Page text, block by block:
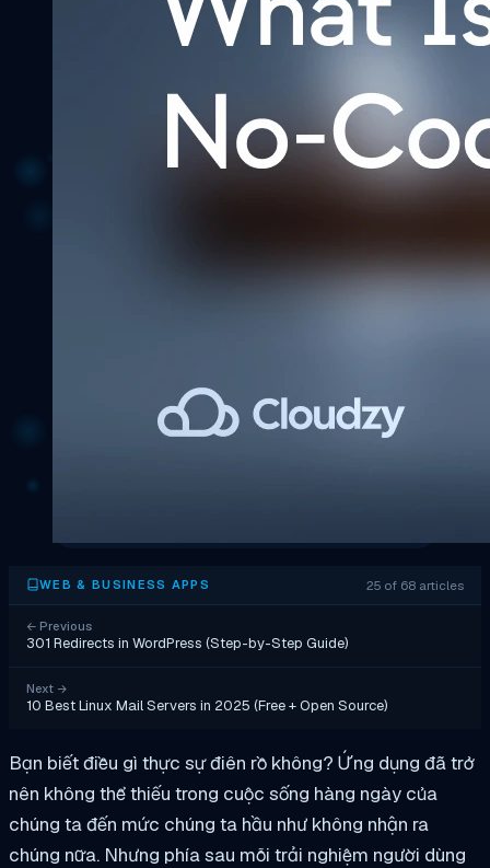
WEB & BUSINESS APPS 25 of 68 articles
← Previous
301 Redirects in WordPress (Step-by-Step Guide)
Next →
10 Best Linux Mail Servers in 2025 (Free + Open Source)
Bạn biết điều gì thực sự điên rồ không? Ứng dụng đã trở
nên không thể thiếu trong cuộc sống hàng ngày của
chúng ta đến mức chúng ta hầu như không nhận ra
chúng nữa. Nhưng phía sau mỗi trải nghiệm người dùng